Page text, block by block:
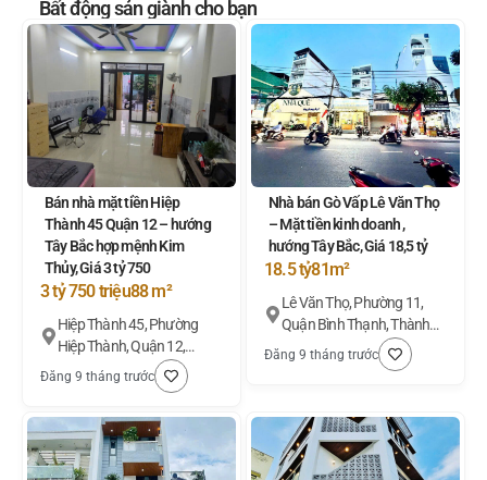
Bất động sản giành cho bạn
Bán nhà mặt tiền Hiệp
Thành 45 Quận 12 – hướng
Tây Bắc hợp mệnh Kim
Thủy, Giá 3 tỷ 750
3 tỷ 750 triệu88 m²
Hiệp Thành 45, Phường
Hiệp Thành, Quận 12,
Thành phố Hồ Chí Minh
Đăng 9 tháng trước
Nhà bán Gò Vấp Lê Văn Thọ
– Mặt tiền kinh doanh ,
hướng Tây Bắc, Giá 18,5 tỷ
18.5 tỷ81m²
Lê Văn Thọ, Phường 11,
Quận Bình Thạnh, Thành
phố Hồ Chí Minh
Đăng 9 tháng trước